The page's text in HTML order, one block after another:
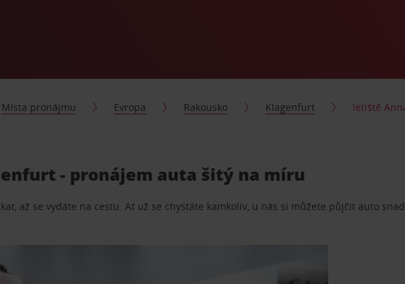
Místa pronájmu Evropa Rakousko Klagenfurt letiště
- pronájem auta šitý na míru
až se vydáte na cestu. Ať už se chystáte kamkoliv, u nás si můžete půjčit auto